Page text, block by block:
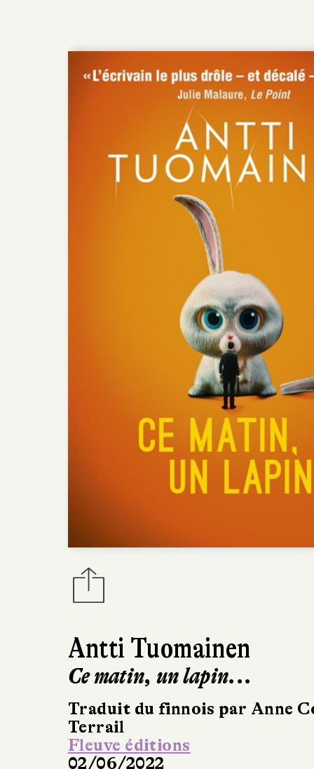
Antti Tuomainen
Ce matin, un lapin...
Traduit du finnois par Anne
Terrail
Fleuve éditions
02/06/2022